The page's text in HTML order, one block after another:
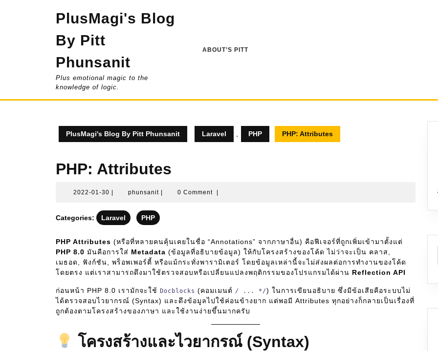
PlusMagi's Blog
By Pitt
Phunsanit
Plus emotional magic to the
knowledge of logic.
ABOUT’S PITT
PlusMagi's Blog By Pitt Phunsanit Laravel PHP PHP: Attributes
PHP: Attributes
2022-01-30 2022-phunsanit phunsanit0 Comment
Categories: Laravel PHP
PHP Attributes (หรือที่หลายคนคุ้นเคยในชื่อ “Annotations” จากภาษาอื่น) คือฟีเจอร์ที่ถูกเพิ่มเข้ามาตั้งแต่
PHP 8.0 มันคือการใส่ Metadata (ข้อมูลที่อธิบายข้อมูล) ให้กับโครงสร้างของโค้ด ไม่ว่าจะเป็น คลาส,
เมธอด, ฟังก์ชัน, พร็อพเพอร์ตี้ หรือแม้กระทั่งพารามิเตอร์ โดยข้อมูลเหล่านี้จะไม่ส่งผลต่อการทำงานของโค้ด
โดยตรง แต่เราสามารถดึงมาใช้ตรวจสอบหรือเปลี่ยนแปลงพฤติกรรมของโปรแกรมได้ผ่าน Reflection API
ก่อนหน้า PHP 8.0 เรามักจะใช้ Docblocks (คอมเมนต์ / ... */) ในการเขียนอธิบาย ซึ่งมีข้อเสียคือระบบไม่
ได้ตรวจสอบไวยากรณ์ (Syntax) และดึงข้อมูลไปใช้ค่อนข้างยาก แต่พอมี Attributes ทุกอย่างก็กลายเป็นเรื่องที่
ถูกต้องตามโครงสร้างของภาษา และใช้งานง่ายขึ้นมากครับ
โครงสร้างและไวยากรณ์ (Syntax)